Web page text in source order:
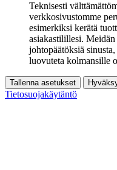
Teknisesti
verkkosivustomme
esimerkiksi kerätä
asiakastilillesi.
johtopäätöksiä
luovuteta kolmansille
Tallenna asetukset
Tietosuojakäytäntö